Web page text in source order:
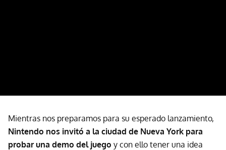
Mientras nos preparamos para su esperado lanzamiento,
Nintendo nos invitó a la ciudad de Nueva York para
probar una demo del juego y con ello tener una idea